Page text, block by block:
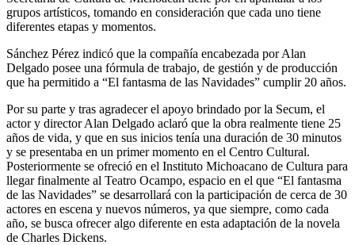
grupos artísticos, tomando en consideración que cada uno tiene
diferentes etapas y momentos.
Sánchez Pérez indicó que la compañía encabezada por Alan
Delgado posee una fórmula de trabajo, de gestión y de producción
que ha permitido a “El fantasma de las Navidades” cumplir 20 años.
Por su parte y tras agradecer el apoyo brindado por la Secum, el
actor y director Alan Delgado aclaró que la obra realmente tiene 25
años de vida, y que en sus inicios tenía una duración de 30 minutos
y se presentaba en un primer momento en el Centro Cultural.
Posteriormente se ofreció en el Instituto Michoacano de Cultura para
llegar finalmente al Teatro Ocampo, espacio en el que “El fantasma
de las Navidades” se desarrollará con la participación de cerca de 30
actores en escena y nuevos números, ya que siempre, como cada
año, se busca ofrecer algo diferente en esta adaptación de la novela
de Charles Dickens.